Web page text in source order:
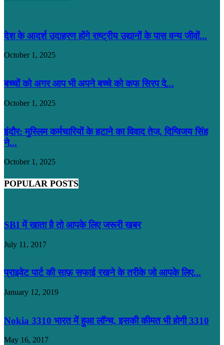
देश के आदर्श उदाहरण होंगे राष्ट्रीय उद्यानों के पास वन्य जीवों...
October 1, 2025
बच्चों को अगर आप भी अपने बच्चे को कफ सिरप दे...
October 1, 2025
इंदौर: मुस्लिम कर्मचारियों के हटाने का विवाद तेज, दिग्विजय सिंह
ने...
October 1, 2025
POPULAR POSTS
SBI में खाता है तो आपके लिए जरूरी खबर
July 11, 2017
प्राइवेट पार्ट की साफ़ सफाई रखने के तरीके जो आपके लिए...
January 12, 2019
Nokia 3310 भारत में हुआ लॉन्च, इसकी कीमत भी होगी 3310
May 16, 2017